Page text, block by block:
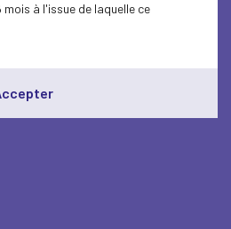
à l'issue de laquelle ce